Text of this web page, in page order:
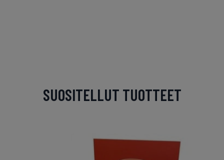
SUOSITELLUT TUOTTEET